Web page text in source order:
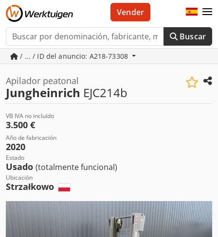
Buscar
Vender
/ ... / ID del anuncio: A218-73308
Apilador peatonal
Jungheinrich EJC214b
VB IVA no incluído
3.500 €
Año de fabricación
2020
Estado
Usado (totalmente funcional)
Ubicación
Strzałkowo